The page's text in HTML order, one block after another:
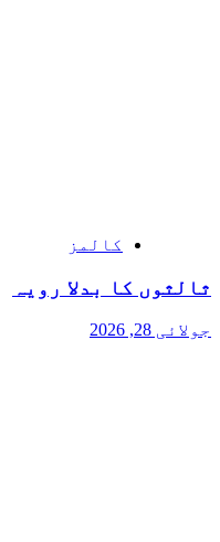
کالمز
ثالثوں کا بدلا رویہ
جولائی 28, 2026